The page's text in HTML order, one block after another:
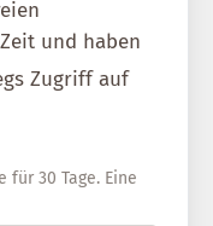
und haben
Zugriff auf
30 Tage. Eine